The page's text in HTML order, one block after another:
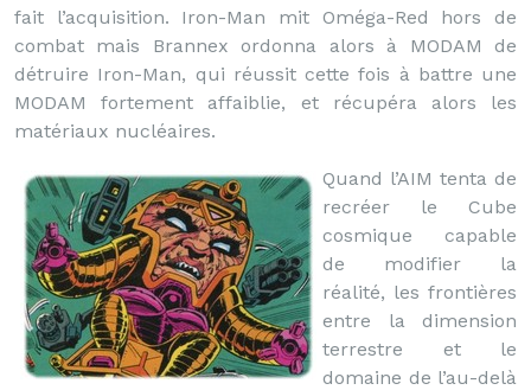
fait l’acquisition. Iron-Man mit Oméga-Red hors de
combat mais Brannex ordonna alors à MODAM de
détruire Iron-Man, qui réussit cette fois à battre une
MODAM fortement affaiblie, et récupéra alors les
matériaux nucléaires.
Quand l’AIM tenta de
recréer le Cube
cosmique capable
de modifier la
réalité, les frontières
entre la dimension
terrestre et le
domaine de l’au-delà